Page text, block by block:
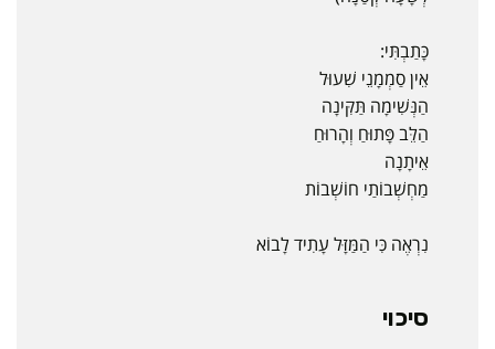
כָּתַבְתִּי:
אֵין סַמְמָנֵי שִׁעוּל
הַנְּשִׁימָה תַּקִּינָה
הַלֵּב פָּתוּחַ וְהָרוּחַ
אֵיתָנָה
מַחְשְׁבוֹתַי חוֹשְׁבוֹת
נִרְאֶה כִּי הַמַּזָּל עָתִיד לָבוֹא
סיכוי